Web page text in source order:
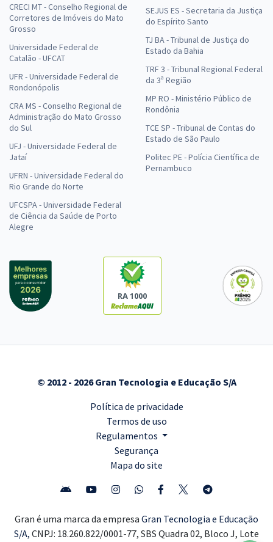
CRECI MT - Conselho Regional de
Corretores de Imóveis do Mato
Grosso
Universidade Federal de
Catalão - UFCAT
UFR - Universidade Federal de
Rondonópolis
CRA MS - Conselho Regional de
Administração do Mato Grosso
do Sul
UFJ - Universidade Federal de
Jataí
UFRN - Universidade Federal do
Rio Grande do Norte
UFCSPA - Universidade Federal
de Ciência da Saúde de Porto
Alegre
SEJUS ES - Secretaria da Justiça
do Espírito Santo
TJ BA - Tribunal de Justiça do
Estado da Bahia
TRF 3 - Tribunal Regional Federal
da 3ª Região
MP RO - Ministério Público de
Rondônia
TCE SP - Tribunal de Contas do
Estado de São Paulo
Politec PE - Polícia Científica de
Pernambuco
RA 1000
© 2012 - 2026 Gran Tecnologia e Educação S/A
Política de privacidade
Termos de uso
Regulamentos
Segurança
Mapa do site
Gran é uma marca da empresa Gran Tecnologia e Educação
S/A, CNPJ: 18.260.822/0001-77, SBS Quadra 02, Bloco J, Lote